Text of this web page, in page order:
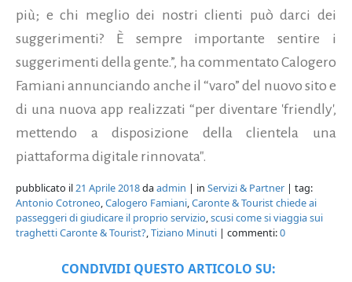
più; e chi meglio dei nostri clienti può darci dei
suggerimenti? È sempre importante sentire i
suggerimenti della gente.”, ha commentato Calogero
Famiani annunciando anche il “varo” del nuovo sito e
di una nuova app realizzati “per diventare 'friendly',
mettendo a disposizione della clientela una
piattaforma digitale rinnovata".
pubblicato il21 Aprile 2018daadmin | in Servizi & Partner | tag:
Antonio Cotroneo,Calogero Famiani,Caronte & Tourist chiede ai
passeggeri di giudicare il proprio servizio,scusi come si viaggia sui
traghetti Caronte & Tourist?,Tiziano Minuti | commenti:0
CONDIVIDI QUESTO ARTICOLO SU: